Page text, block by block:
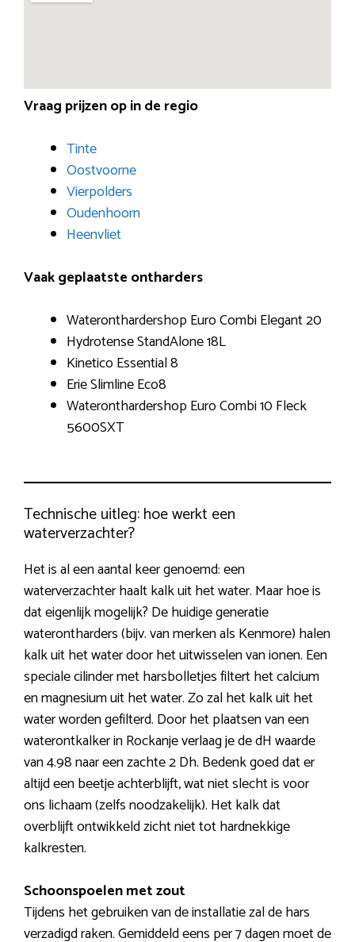
Vraag prijzen op in de regio
Tinte
Oostvoorne
Vierpolders
Oudenhoorn
Heenvliet
Vaak geplaatste ontharders
Wateronthardershop Euro Combi Elegant 20
Hydrotense StandAlone 18L
Kinetico Essential 8
Erie Slimline Eco8
Wateronthardershop Euro Combi 10 Fleck
5600SXT
Technische uitleg: hoe werkt een
waterverzachter?
Het is al een aantal keer genoemd: een
waterverzachter haalt kalk uit het water. Maar hoe is
dat eigenlijk mogelijk? De huidige generatie
waterontharders (bijv. van merken als Kenmore) halen
kalk uit het water door het uitwisselen van ionen. Een
speciale cilinder met harsbolletjes filtert het calcium
en magnesium uit het water. Zo zal het kalk uit het
water worden gefilterd. Door het plaatsen van een
waterontkalker in Rockanje verlaag je de dH waarde
van 4.98 naar een zachte 2 Dh. Bedenk goed dat er
altijd een beetje achterblijft, wat niet slecht is voor
ons lichaam (zelfs noodzakelijk). Het kalk dat
overblijft ontwikkeld zicht niet tot hardnekkige
kalkresten.
Schoonspoelen met zout
Tijdens het gebruiken van de installatie zal de hars
verzadigd raken. Gemiddeld eens per 7 dagen moet de